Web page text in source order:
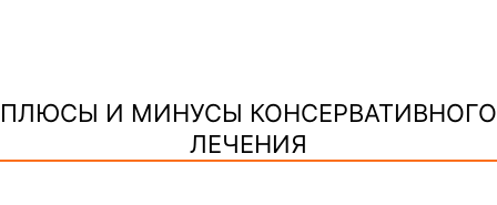
ПЛЮСЫ И МИНУСЫ КОНСЕРВАТИВНОГО
ЛЕЧЕНИЯ